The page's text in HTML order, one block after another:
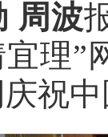
周波
理”
祝